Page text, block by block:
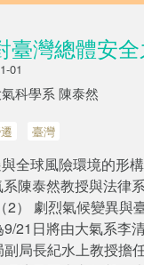
臺灣總體安
01
科學系 陳泰然
臺灣
與全球風險環境的形
陳泰然教授與法律
2） 劇烈氣候變異與
21日將由大氣系李
局長紀水上教授擔